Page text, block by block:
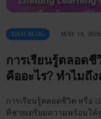
THAI BLOG MAY 10, 2026
การเรียนรู้ตลอดชี
คืออะไร? ทำไมถึ
การเรียนรู้ตลอดชีวิต หรือ
ที่ช่วยเตรียมความพร้อมใ